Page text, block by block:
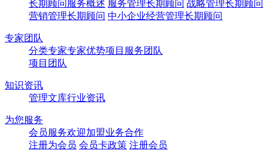
长期顾问服务概述 服务管理长期顾问 战略管理长期顾问
营销管理长期顾问 中小企业经营管理长期顾问
专家团队
分类专家专家优势项目服务团队
项目团队
知识资讯
管理文库行业资讯
为您服务
会员服务欢迎加盟业务合作
注册为会员 会员卡政策 注册会员